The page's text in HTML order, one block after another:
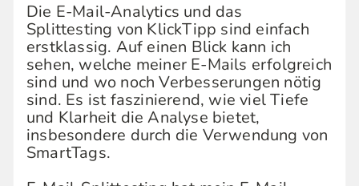
Die E-Mail-Analytics und das
Splittesting von KlickTipp sind einfach
erstklassig. Auf einen Blick kann ich
sehen, welche meiner E-Mails erfolgreich
sind und wo noch Verbesserungen nötig
sind. Es ist faszinierend, wie viel Tiefe
und Klarheit die Analyse bietet,
insbesondere durch die Verwendung von
SmartTags.